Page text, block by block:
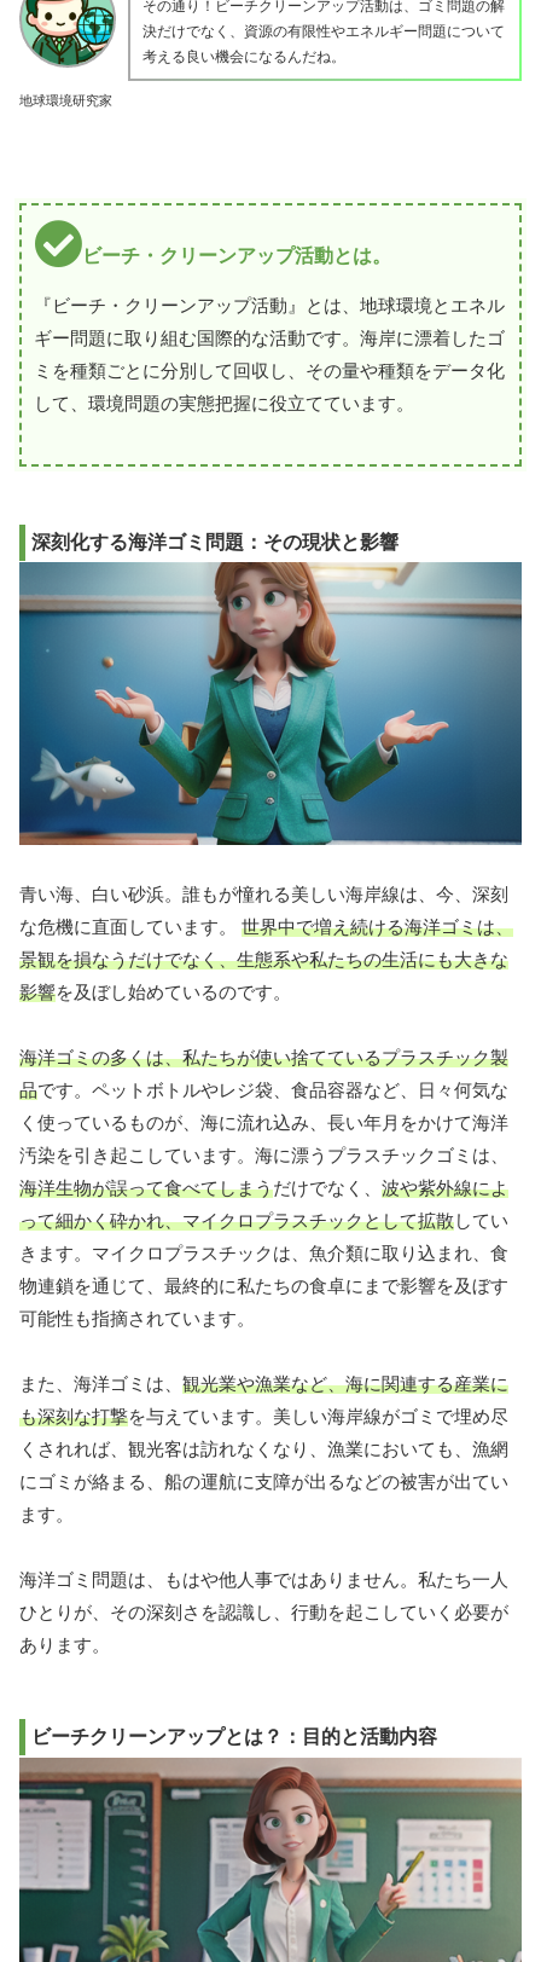
地球環境研究家
その通り！ビーチクリーンアップ活動は、ゴミ問題の解
決だけでなく、資源の有限性やエネルギー問題について
考える良い機会になるんだね。
ビーチ・クリーンアップ活動とは。
『ビーチ・クリーンアップ活動』とは、地球環境とエネル
ギー問題に取り組む国際的な活動です。海岸に漂着したゴ
ミを種類ごとに分別して回収し、その量や種類をデータ化
して、環境問題の実態把握に役立てています。
深刻化する海洋ゴミ問題：その現状と影響
青い海、白い砂浜。誰もが憧れる美しい海岸線は、今、深刻
な危機に直面しています。 世界中で増え続ける海洋ゴミは、
景観を損なうだけでなく、生態系や私たちの生活にも大きな
影響を及ぼし始めているのです。
海洋ゴミの多くは、私たちが使い捨てているプラスチック製
品です。ペットボトルやレジ袋、食品容器など、日々何気な
く使っているものが、海に流れ込み、長い年月をかけて海洋
汚染を引き起こしています。海に漂うプラスチックゴミは、
海洋生物が誤って食べてしまうだけでなく、 波や紫外線によ
って細かく砕かれ、マイクロプラスチックとして拡散してい
きます。マイクロプラスチックは、魚介類に取り込まれ、食
物連鎖を通じて、最終的に私たちの食卓にまで影響を及ぼす
可能性も指摘されています。
また、海洋ゴミは、 観光業や漁業など、海に関連する産業に
も深刻な打撃を与えています。美しい海岸線がゴミで埋め尽
くされれば、観光客は訪れなくなり、漁業においても、漁網
にゴミが絡まる、船の運航に支障が出るなどの被害が出てい
ます。
海洋ゴミ問題は、もはや他人事ではありません。私たち一人
ひとりが、その深刻さを認識し、行動を起こしていく必要が
あります。
ビーチクリーンアップとは？：目的と活動内容